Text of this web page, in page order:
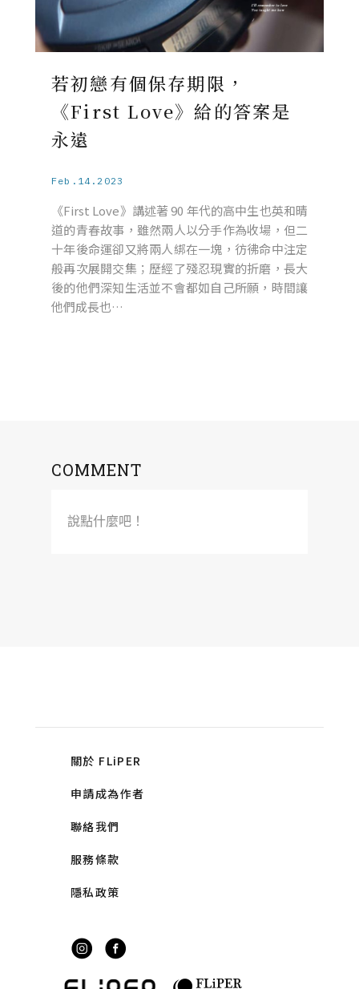
若初戀有個保存期限，
《First Love》給的答案是
永遠
Feb.14.2023
《First Love》講述著 90 年代的高中生也英和晴
道的青春故事，雖然兩人以分手作為收場，但二
十年後命運卻又將兩人綁在一塊，彷彿命中注定
般再次展開交集；歷經了殘忍現實的折磨，長大
後的他們深知生活並不會都如自己所願，時間讓
他們成長也…
COMMENT
說點什麼吧！
關於 FLiPER
申請成為作者
聯絡我們
服務條款
隱私政策